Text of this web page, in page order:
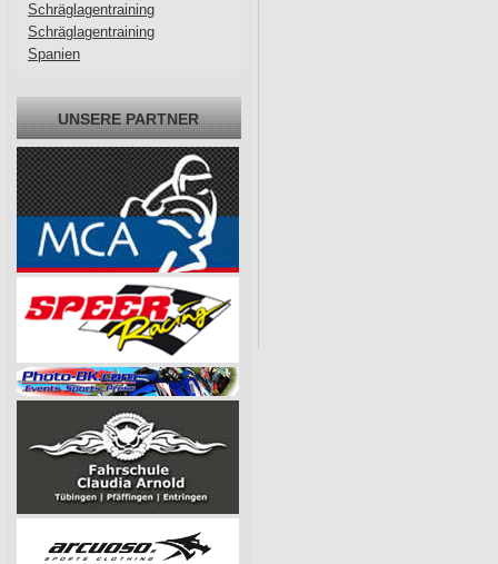
Schräglagentraining
Schräglagentraining
Spanien
UNSERE PARTNER